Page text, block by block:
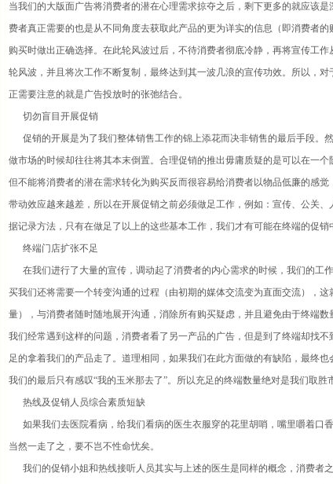
当我们的大版面广告将消费者的潜在心理需求掠夺之后，剩下更多的就应该
费者真正需要的也是从不同角度去获取此产品的更为详实的信息（即消费者
购买时做出正确选择。在此轮风波过后，不待消费者彻底冷静，再将宣传工
轮风波，并且将次工作不断复制，最终达到其一波几浪的宣传功效。所以，
正需要注意的就是广告投放时的张弛结合。
切勿盲目开展促销
促销的开展是为了我们整体销售工作的锦上添花而决非销售的最后手段。
做市场的时候却往往将其本末倒置。合理促销的推出毋庸质疑的是可以在一
但不能将消费者的潜在需求转化为购买反而很容易给消费者以物品低廉的感
带动效应越来越差，所以在开展促销之前必须做足工作，例如：宣传、公关
据记录方法，只有在做足了以上的这些基本工作，我们才有可能在终端的促销
终端门店扩张不足
在我们进行了大量的宣传，调动起了消费者的内心需求的时候，我们的工
买我们还将需要一个转变沟通的过程（由初期的媒体交流变为直面交流），
量），与消费者随时随地展开沟通，消除所有购买疑虑，并且避免由于终端
我们经常遇到这样的问题，消费者看了另一产品的广告，但是到了终端却找
足的拿着我们的产品走了。道理相同，如果我们在此方面做的有缺陷，最终
我们的最后只有感叹“我的玉米那去了”。所以充足的终端数量绝对是我们取胜
热线及促销人员综合素质短缺
如果我们去医院看病，给我们看病的医生衣服穿的花里胡哨，嘴里嚼着口
当然一走了之，要不岂不性命忧矣。
我们的促销小姐和热线接听人员其实与上述的医生是同样的概念，消费者